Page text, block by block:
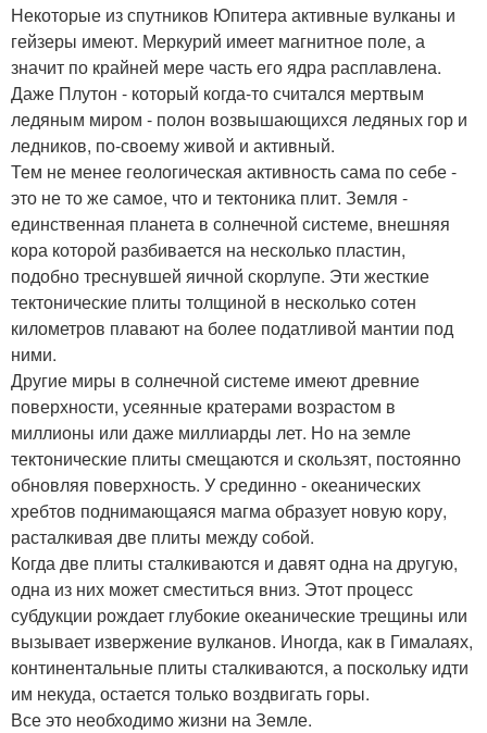
Некоторые из спутников Юпитера активные вулканы и
гейзеры имеют. Меркурий имеет магнитное поле, а
значит по крайней мере часть его ядра расплавлена.
Даже Плутон - который когда-то считался мертвым
ледяным миром - полон возвышающихся ледяных гор и
ледников, по-своему живой и активный.
Тем не менее геологическая активность сама по себе -
это не то же самое, что и тектоника плит. Земля -
единственная планета в солнечной системе, внешняя
кора которой разбивается на несколько пластин,
подобно треснувшей яичной скорлупе. Эти жесткие
тектонические плиты толщиной в несколько сотен
километров плавают на более податливой мантии под
ними.
Другие миры в солнечной системе имеют древние
поверхности, усеянные кратерами возрастом в
миллионы или даже миллиарды лет. Но на земле
тектонические плиты смещаются и скользят, постоянно
обновляя поверхность. У срединно - океанических
хребтов поднимающаяся магма образует новую кору,
расталкивая две плиты между собой.
Когда две плиты сталкиваются и давят одна на другую,
одна из них может сместиться вниз. Этот процесс
субдукции рождает глубокие океанические трещины или
вызывает извержение вулканов. Иногда, как в Гималаях,
континентальные плиты сталкиваются, а поскольку идти
им некуда, остается только воздвигать горы.
Все это необходимо жизни на Земле.